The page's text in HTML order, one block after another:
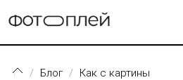
Блог Как с картины